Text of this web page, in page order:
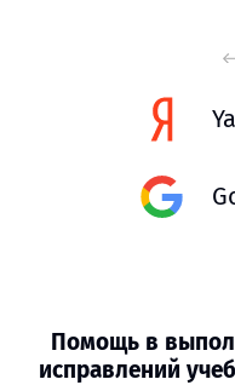
Помощь в
исправлений